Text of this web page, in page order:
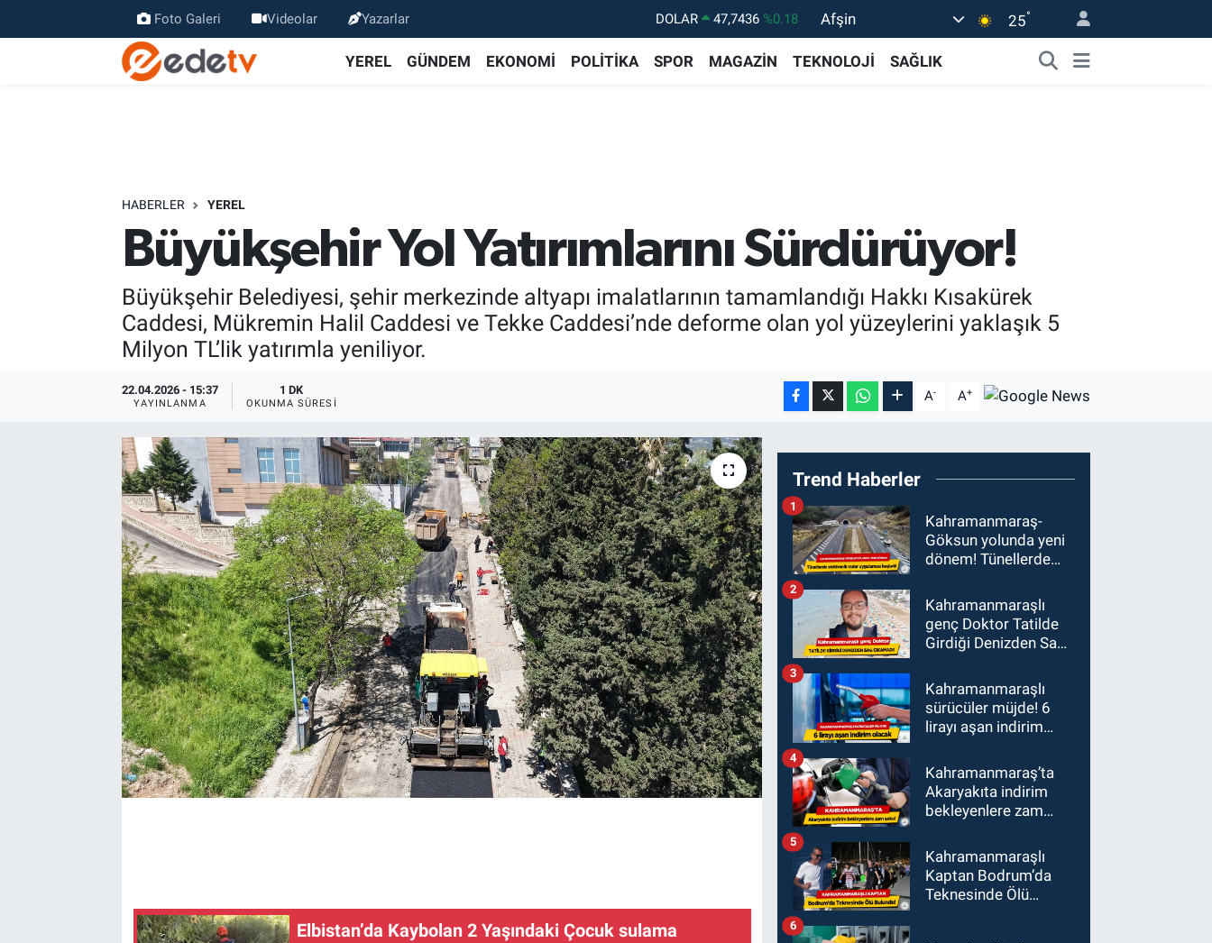
Foto Galeri Videolar Yazarlar DOLAR 47,7436 %0.18
EURO
55,2510
%0.32
Afşin 25°
YEREL GÜNDEM EKONOMİ POLİTİKA SPOR MAGAZİN TEKNOLOJİ SAĞLIK
HABERLER YEREL
Büyükşehir Yol Yatırımlarını Sürdürüyor!
Büyükşehir Belediyesi, şehir merkezinde altyapı imalatlarının tamamlandığı Hakkı Kısakürek
Caddesi, Mükremin Halil Caddesi ve Tekke Caddesi’nde deforme olan yol yüzeylerini yaklaşık 5
Milyon TL’lik yatırımla yeniliyor.
22.04.2026 - 15:37
YAYINLANMA
1 DK
OKUNMA SÜRESI A- A+
Elbistan’da Kaybolan 2 Yaşındaki Çocuk sulama
Trend Haberler
Kahramanmaraş-
Göksun yolunda yeni
dönem! Tünellerde
uygulaması başladı
1
Kahramanmaraşlı
genç Doktor Tatilde
Girdiği Denizden Sağ
2
Kahramanmaraşlı
sürücüler müjde! 6
lirayı aşan indirim
3
Kahramanmaraş’ta
Akaryakıta indirim
bekleyenlere zam
4
Kahramanmaraşlı
Kaptan Bodrum’da
Teknesinde Ölü
5
6